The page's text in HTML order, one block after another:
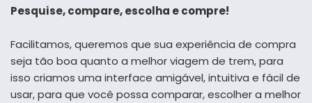
Pesquise, compare, escolha e compre!
Facilitamos, queremos que sua experiência de compra
seja tão boa quanto a melhor viagem de trem, para
isso criamos uma interface amigável, intuitiva e fácil de
usar, para que você possa comparar, escolher a melhor